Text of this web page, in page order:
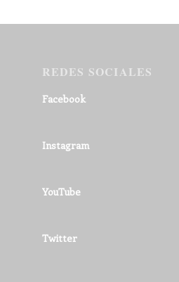
REDES SOCIALES
Facebook
Instagram
YouTube
Twitter